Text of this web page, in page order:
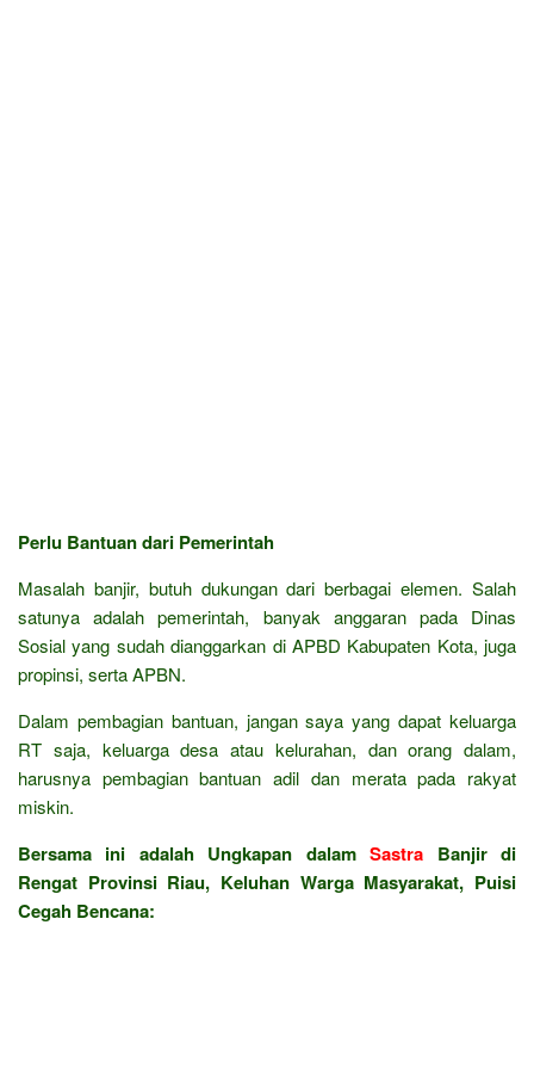
Perlu Bantuan dari Pemerintah
Masalah banjir, butuh dukungan dari berbagai elemen. Salah
satunya adalah pemerintah, banyak anggaran pada Dinas
Sosial yang sudah dianggarkan di APBD Kabupaten Kota, juga
propinsi, serta APBN.
Dalam pembagian bantuan, jangan saya yang dapat keluarga
RT saja, keluarga desa atau kelurahan, dan orang dalam,
harusnya pembagian bantuan adil dan merata pada rakyat
miskin.
Bersama ini adalah Ungkapan dalamSastra Banjir di
Rengat Provinsi Riau, Keluhan Warga Masyarakat, Puisi
Cegah Bencana: